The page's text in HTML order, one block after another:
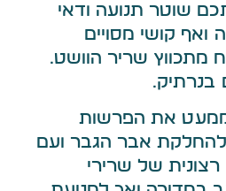
שוטר תנועה ודאי
קושי מסויים
מתכווץ שריר הוושט.
בנרתיק.
את הפרשות
להחלקת אבר הגבר ועם
של שרירי